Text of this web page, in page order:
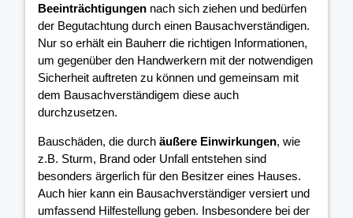
Beeinträchtigungen nach sich ziehen und bedürfen
der Begutachtung durch einen Bausachverständigen.
Nur so erhält ein Bauherr die richtigen Informationen,
um gegenüber den Handwerkern mit der notwendigen
Sicherheit auftreten zu können und gemeinsam mit
dem Bausachverständigem diese auch
durchzusetzen.
Bauschäden, die durch äußere Einwirkungen, wie
z.B. Sturm, Brand oder Unfall entstehen sind
besonders ärgerlich für den Besitzer eines Hauses.
Auch hier kann ein Bausachverständiger versiert und
umfassend Hilfestellung geben. Insbesondere bei der